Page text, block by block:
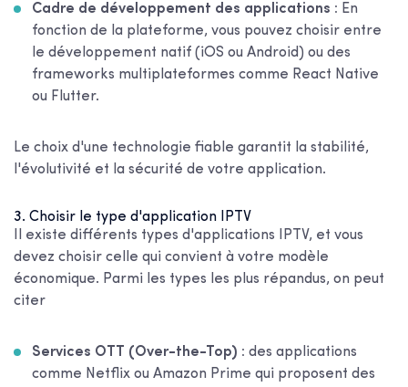
Cadre de développement des applications : En
fonction de la plateforme, vous pouvez choisir entre
le développement natif (iOS ou Android) ou des
frameworks multiplateformes comme React Native
ou Flutter.
Le choix d'une technologie fiable garantit la stabilité,
l'évolutivité et la sécurité de votre application.
3. Choisir le type d'application IPTV
Il existe différents types d'applications IPTV, et vous
devez choisir celle qui convient à votre modèle
économique. Parmi les types les plus répandus, on peut
citer
Services OTT (Over-the-Top) : des applications
comme Netflix ou Amazon Prime qui proposent des